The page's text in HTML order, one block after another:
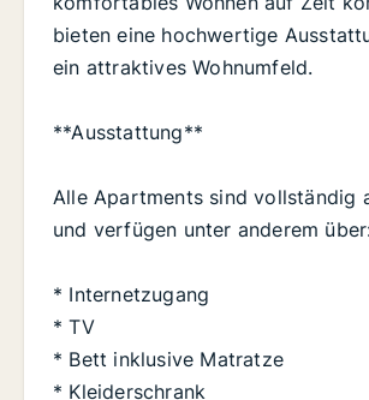
bieten eine hochwertige
ein attraktives Wohnumfeld.
**Ausstattung**
Alle Apartments sind vollständig
und verfügen unter anderem
* Internetzugang
* TV
* Bett inklusive Matratze
* Kleiderschrank